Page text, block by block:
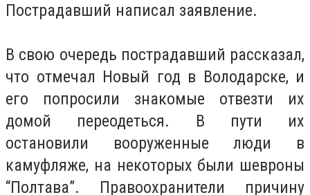
Пострадавший написал заявление.
В свою очередь пострадавший рассказал,
что отмечал Новый год в Володарске, и
его попросили знакомые отвезти их
домой переодеться. В пути их
остановили вооруженные люди в
камуфляже, на некоторых были шевроны
“Полтава”. Правоохранители причину